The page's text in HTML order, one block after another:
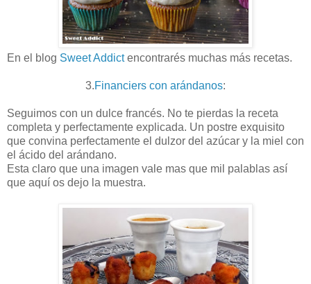
En el blog Sweet Addictencontrarés muchas más recetas.
3.Financiers con arándanos:
Seguimos con un dulce francés. No te pierdas la receta
completa y perfectamente explicada. Un postre exquisito
que convina perfectamente el dulzor del azúcar y la miel con
el ácido del arándano.
Esta claro que una imagen vale mas que mil palablas así
que aquí os dejo la muestra.